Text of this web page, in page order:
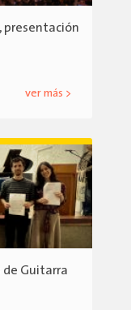
presentación
ver más >
de Guitarra